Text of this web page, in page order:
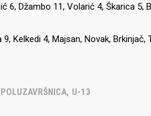
6, Džambo 11, Volarić 4, Škarica 5,
Kelkedi 4, Majsan, Novak, Brkinjač,
POLUZAVRŠNICA, U-13
U13